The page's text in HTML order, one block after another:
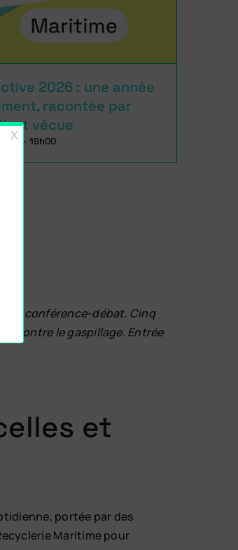
2026 : une année
racontée par
vécue
- 19h00
conférence-débat. Cinq
contre le gaspillage. Entrée
et
portée par des
Maritime pour